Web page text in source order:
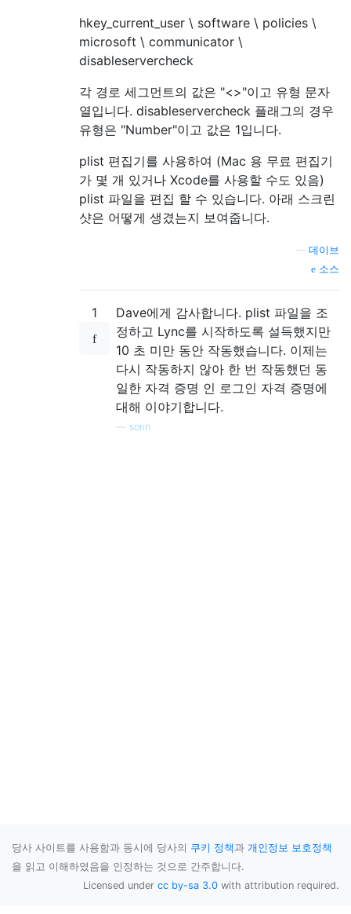
hkey_current_user \ software \ policies \
microsoft \ communicator \
disableservercheck
각 경로 세그먼트의 값은 "<>"이고 유형 문자
열입니다. disableservercheck 플래그의 경우
유형은 "Number"이고 값은 1입니다.
plist 편집기를 사용하여 (Mac 용 무료 편집기
가 몇 개 있거나 Xcode를 사용할 수도 있음)
plist 파일을 편집 할 수 있습니다. 아래 스크린
샷은 어떻게 생겼는지 보여줍니다.
데이브
소스
1
Dave에게 감사합니다. plist 파일을 조
정하고 Lync를 시작하도록 설득했지만
10 초 미만 동안 작동했습니다. 이제는
다시 작동하지 않아 한 번 작동했던 동
일한 자격 증명 인 로그인 자격 증명에
대해 이야기합니다.
sorin
당사 사이트를 사용함과 동시에 당사의 쿠키 정책과 개인정보 보호정책
을 읽고 이해하였음을 인정하는 것으로 간주합니다.
Licensed under cc by-sa 3.0 with attribution required.